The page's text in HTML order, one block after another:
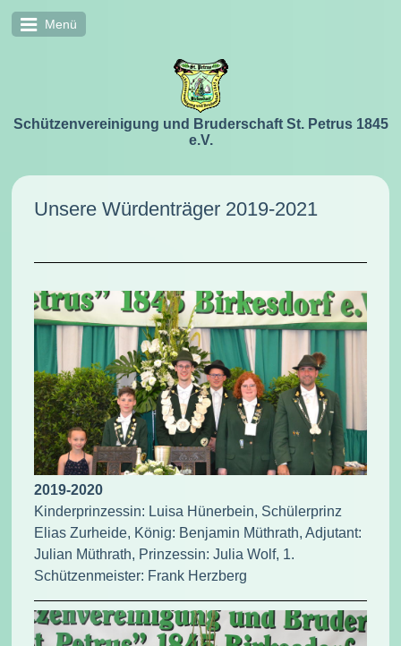
Menü
Schützenvereinigung und Bruderschaft St. Petrus 1845
e.V.
Unsere Würdenträger 2019-2021
2019-2020
Kinderprinzessin: Luisa Hünerbein, Schülerprinz
Elias Zurheide, König: Benjamin Müthrath, Adjutant:
Julian Müthrath, Prinzessin: Julia Wolf, 1.
Schützenmeister: Frank Herzberg